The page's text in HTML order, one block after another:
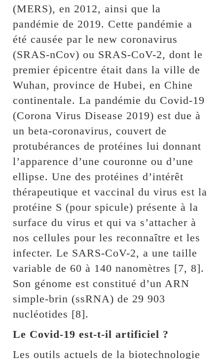
(MERS), en 2012, ainsi que la
pandémie de 2019. Cette pandémie a
été causée par le new coronavirus
(SRAS-nCov) ou SRAS-CoV-2, dont le
premier épicentre était dans la ville de
Wuhan, province de Hubei, en Chine
continentale. La pandémie du Covid-19
(Corona Virus Disease 2019) est due à
un beta-coronavirus, couvert de
protubérances de protéines lui donnant
l’apparence d’une couronne ou d’une
ellipse. Une des protéines d’intérêt
thérapeutique et vaccinal du virus est la
protéine S (pour spicule) présente à la
surface du virus et qui va s’attacher à
nos cellules pour les reconnaître et les
infecter. Le SARS-CoV-2, a une taille
variable de 60 à 140 nanomètres [7, 8].
Son génome est constitué d’un ARN
simple-brin (ssRNA) de 29 903
nucléotides [8].
Le Covid-19 est-t-il artificiel ?
Les outils actuels de la biotechnologie